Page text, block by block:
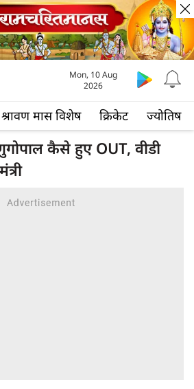
श्रावण मास विशेष क्रिकेट ज्योतिष
Mon, 10 Aug
2026
कैसे हुए OUT, वीडी